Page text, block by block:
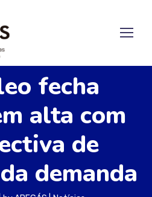
fecha
alta com
de
demanda